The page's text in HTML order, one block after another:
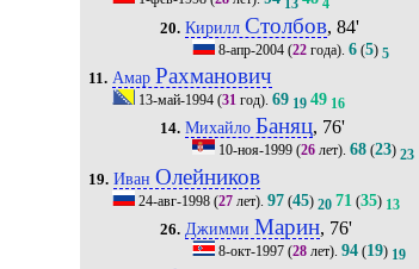
20. КириллСтолбов, 84'
8-апр-2004(22года). 6(5) 5
11. Амар Рахманович
13-май-1994 (31 год).69 19 49 16
14. МихайлоБаняц, 76'
10-ноя-1999(26лет). 68(23) 23
19. ИванОлейников
24-авг-1998 (27 лет).97 (45) 20 71 (35) 13
26. Джимми Марин, 76'
8-окт-1997(28лет). 94(19) 19